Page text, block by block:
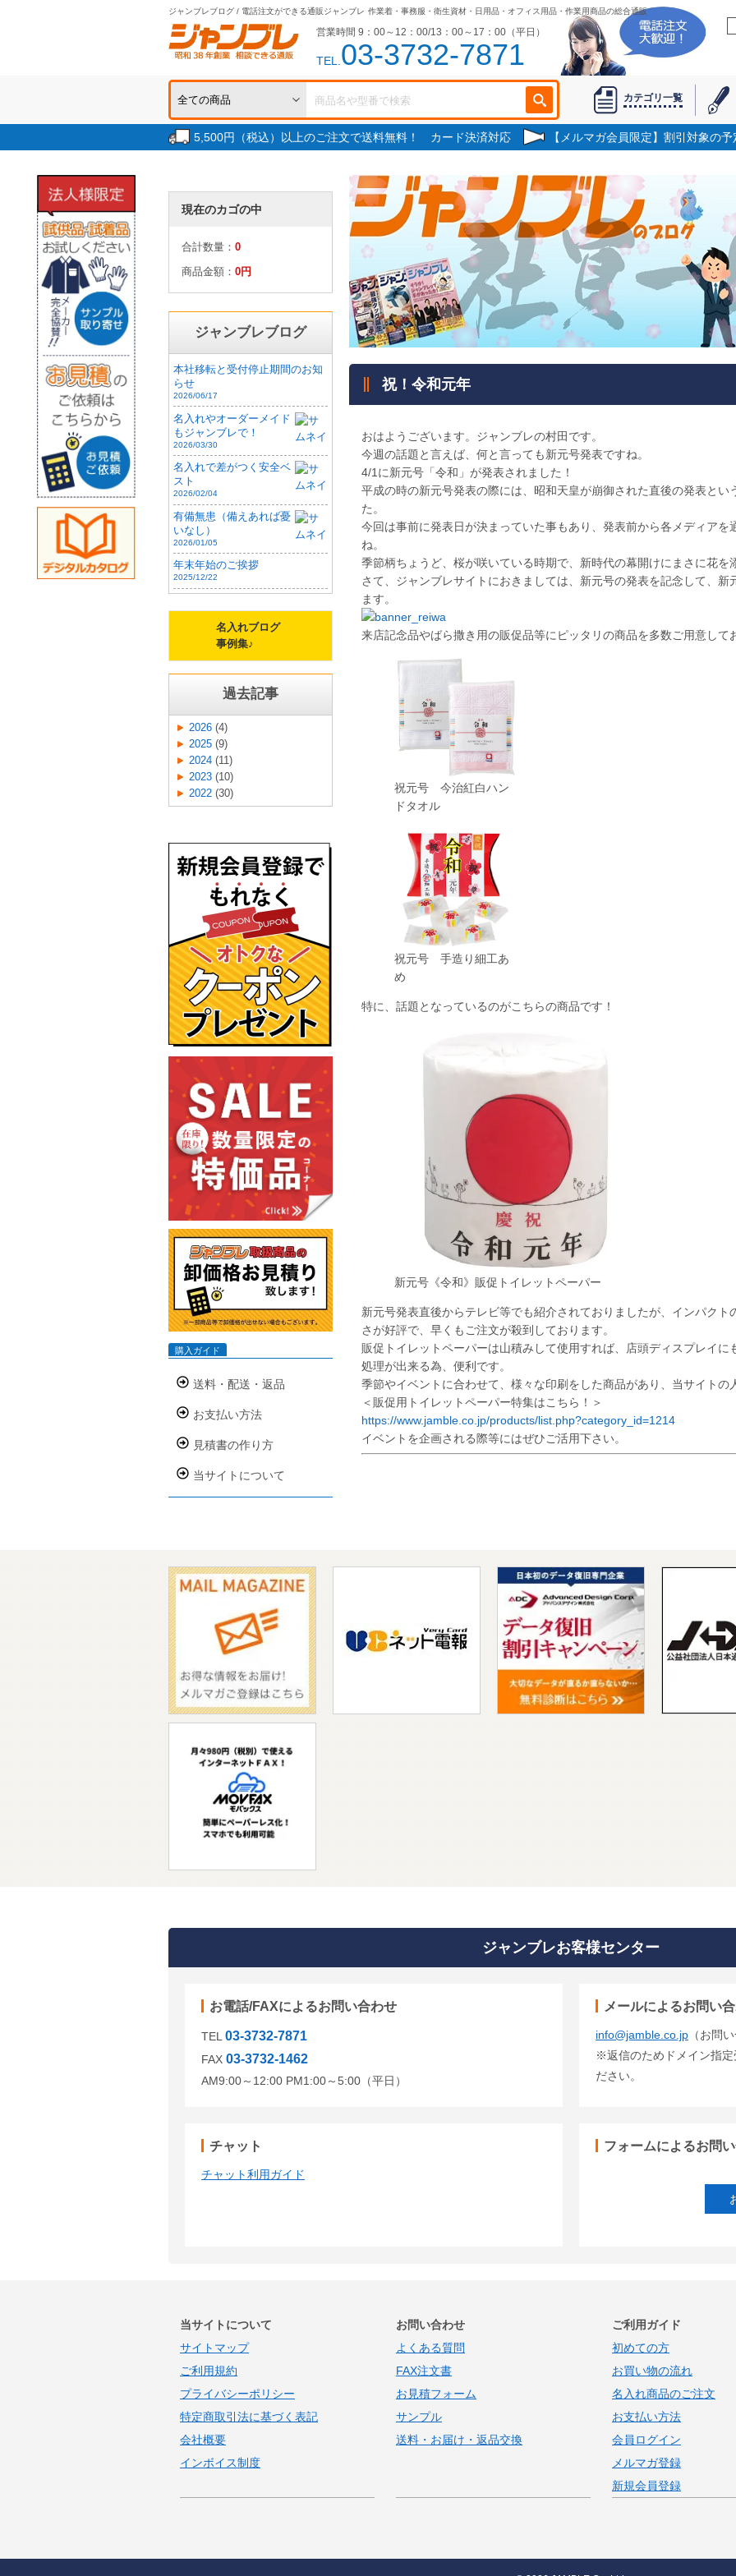
ジャンブレブログ / 電話注文ができる通販ジャンブレ 作業着・事務服・衛生資材・日用品・オフィス用品・作業用商品の総合通販
営業時間 9：00～12：00/13：00～17：00（平日）
TEL.03-3732-7871
カテゴリ一覧
5,500円（税込）以上のご注文で送料無料！ カード決済対応 【メルマガ会員限定】割引対象の
祝！令和元年
おはようございます。ジャンブレの村田です。
今週の話題と言えば、何と言っても新元号発表ですね。
4/1に新元号「令和」が発表されました！
平成の時の新元号発表の際には、昭和天皇が崩御された直後の発表と
た。
今回は事前に発表日が決まっていた事もあり、発表前から各メディア
ね。
季節柄ちょうど、桜が咲いている時期で、新時代の幕開けにまさに花を
さて、ジャンブレサイトにおきましては、新元号の発表を記念して、
ます。
来店記念品やばら撒き用の販促品等にピッタリの商品を多数ご用意して
祝元号 今治紅白ハン
ドタオル
祝元号 手造り細工あ
め
特に、話題となっているのがこちらの商品です！
新元号《令和》販促トイレットペーパー
新元号発表直後からテレビ等でも紹介されておりましたが、インパク
さが好評で、早くもご注文が殺到しております。
販促トイレットペーパーは山積みして使用すれば、店頭ディスプレイ
処理が出来る為、便利です。
季節やイベントに合わせて、様々な印刷をした商品があり、当サイトの
＜販促用トイレットペーパー特集はこちら！＞
https://www.jamble.co.jp/products/list.php?category_id=1214
イベントを企画される際等にはぜひご活用下さい。
現在のカゴの中
合計数量： 0
商品金額： 0円
ジャンブレブログ
本社移転と受付停止期間のお知
らせ
2026/06/17
名入れやオーダーメイド
もジャンブレで！
2026/03/30
名入れで差がつく安全ベ
スト
2026/02/04
有備無患（備えあれば憂
いなし）
2026/01/05
年末年始のご挨拶
2025/12/22
名入れブログ
事例集♪
過去記事
2026 (4)
2025 (9)
2024 (11)
2023 (10)
2022 (30)
購入ガイド
送料・配送・返品
お支払い方法
見積書の作り方
当サイトについて
ジャンブレお客様センター
お電話/FAXによるお問い合わせ
TEL 03-3732-7871
FAX 03-3732-1462
AM9:00～12:00 PM1:00～5:00（平日）
メールによるお問い
info@jamble.co.jp （お問
※返信のためドメイン指
ださい。
チャット
チャット利用ガイド
フォームによるお問
当サイトについて
サイトマップ
ご利用規約
プライバシーポリシー
特定商取引法に基づく表記
会社概要
インボイス制度
お問い合わせ
よくある質問
FAX注文書
お見積フォーム
サンプル
送料・お届け・返品交換
ご利用ガイド
初めての方
お買い物の流れ
名入れ商品のご注文
お支払い方法
会員ログイン
メルマガ登録
新規会員登録